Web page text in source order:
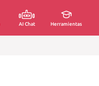
AI Chat Herramientas